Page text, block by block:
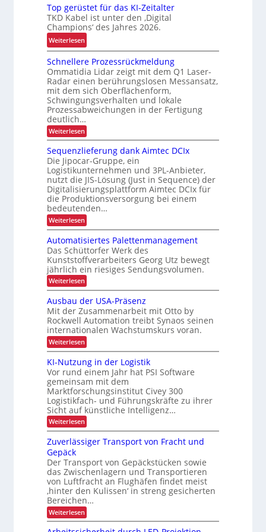
u
r
z
f
i
s
t
i
g
e
E
i
n
s
ä
t
z
e
g
d
e
r
L
o
g
i
s
t
k
k
a
p
a
z
i
t
ä
t
e
n
u
t
o
m
a
t
i
s
i
e
r
u
n
g
d
e
r
I
n
t
a
l
o
g
i
s
t
i
k
Top gerüstet für das KI-Zeitalter
TKD Kabel ist unter den ‚Digital
Champions‘ des Jahres 2026.
Weiterlesen:
T
o
p
g
e
r
s
t
e
t
f
ü
r
d
a
s
K
I
-
Z
e
i
t
a
l
t
r
Schnellere Prozessrückmeldung
Ommatidia Lidar zeigt mit dem Q1 Laser-
Radar einen berührungslosen Messansatz,
mit dem sich Oberflächenform,
Schwingungsverhalten und lokale
Prozessabweichungen in der Fertigung
deutlich…
Weiterlesen:
S
c
h
n
e
l
l
e
r
e
P
r
o
z
e
s
s
r
ü
k
m
e
l
d
u
n
g
Sequenzlieferung dank Aimtec DCIx
Die Jipocar-Gruppe, ein
Logistikunternehmen und 3PL-Anbieter,
nutzt die JIS-Lösung (Just in Sequence) der
Digitalisierungsplattform Aimtec DCIx für
die Produktionsversorgung bei einem
bedeutenden…
Weiterlesen:
S
e
q
u
e
n
z
l
e
f
e
r
u
n
g
d
a
n
k
A
i
m
t
e
D
I
x
Automatisiertes Palettenmanagement
Das Schüttorfer Werk des
Kunststoffverarbeiters Georg Utz bewegt
jährlich ein riesiges Sendungsvolumen.
Weiterlesen:
A
t
o
m
a
t
i
s
i
e
r
t
e
s
P
a
l
e
t
e
n
m
a
n
a
g
e
m
Ausbau der USA-Präsenz
Mit der Zusammenarbeit mit Otto by
Rockwell Automation treibt Synaos seinen
internationalen Wachstumskurs voran.
Weiterlesen:
A
s
b
a
u
d
e
r
U
S
A
r
ä
s
e
n
z
KI-Nutzung in der Logistik
Vor rund einem Jahr hat PSI Software
gemeinsam mit dem
Marktforschungsinstitut Civey 300
Logistikfach- und Führungskräfte zu ihrer
Sicht auf künstliche Intelligenz…
Weiterlesen:
K
I
-
u
t
z
u
n
g
i
n
d
Zuverlässiger Transport von Fracht und
Gepäck
Der Transport von Gepäckstücken sowie
das Zwischenlagern und Transportieren
von Luftfracht an Flughäfen findet meist
‚hinter den Kulissen‘ in streng gesicherten
Bereichen…
Weiterlesen:
Z
u